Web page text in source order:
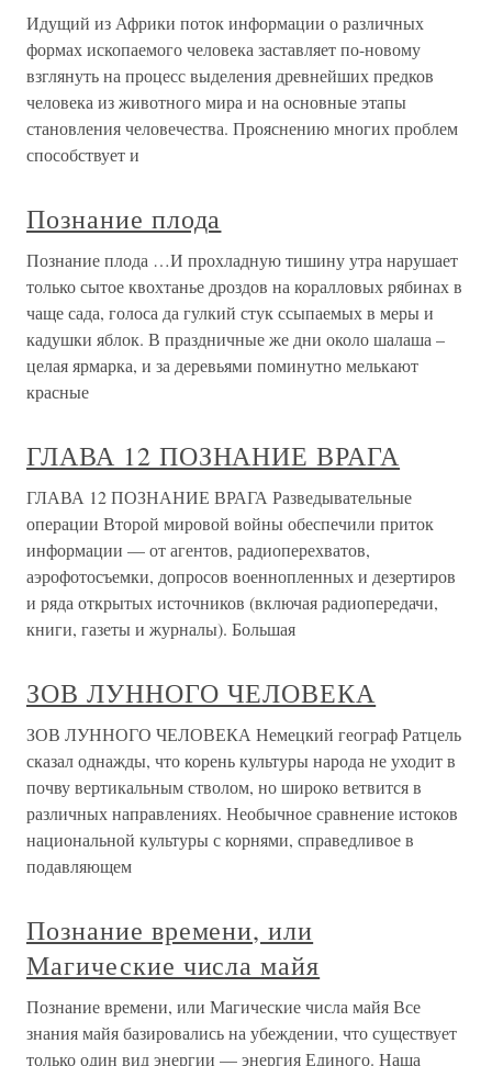
Идущий из Африки поток информации о различных
формах ископаемого человека заставляет по-новому
взглянуть на процесс выделения древнейших предков
человека из животного мира и на основные этапы
становления человечества. Прояснению многих проблем
способствует и
Познание плода
Познание плода …И прохладную тишину утра нарушает
только сытое квохтанье дроздов на коралловых рябинах в
чаще сада, голоса да гулкий стук ссыпаемых в меры и
кадушки яблок. В праздничные же дни около шалаша –
целая ярмарка, и за деревьями поминутно мелькают
красные
ГЛАВА 12 ПОЗНАНИЕ ВРАГА
ГЛАВА 12 ПОЗНАНИЕ ВРАГА Разведывательные
операции Второй мировой войны обеспечили приток
информации — от агентов, радиоперехватов,
аэрофотосъемки, допросов военнопленных и дезертиров
и ряда открытых источников (включая радиопередачи,
книги, газеты и журналы). Большая
ЗОВ ЛУННОГО ЧЕЛОВЕКА
ЗОВ ЛУННОГО ЧЕЛОВЕКА Немецкий географ Ратцель
сказал однажды, что корень культуры народа не уходит в
почву вертикальным стволом, но широко ветвится в
различных направлениях. Необычное сравнение истоков
национальной культуры с корнями, справедливое в
подавляющем
Познание времени, или
Магические числа майя
Познание времени, или Магические числа майя Все
знания майя базировались на убеждении, что существует
только один вид энергии — энергия Единого. Наша